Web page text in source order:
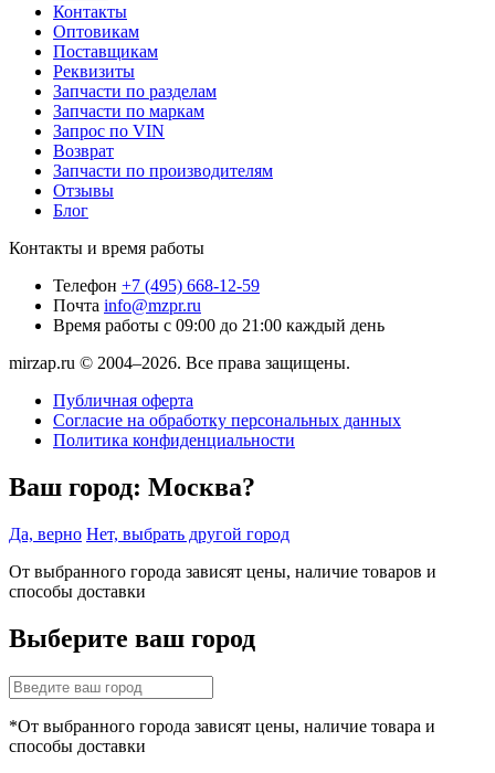
Контакты
Оптовикам
Поставщикам
Реквизиты
Запчасти по разделам
Запчасти по маркам
Запрос по VIN
Возврат
Запчасти по производителям
Отзывы
Блог
Контакты и время работы
Телефон +7 (495) 668-12-59
Почта info@mzpr.ru
Время работы с 09:00 до 21:00 каждый день
mirzap.ru © 2004–2026. Все права защищены.
Публичная оферта
Согласие на обработку персональных данных
Политика конфиденциальности
Ваш город: Москва?
Да, верно Нет, выбрать другой город
От выбранного города зависят цены, наличие товаров и
способы доставки
Выберите ваш город
*От выбранного города зависят цены, наличие товара и
способы доставки